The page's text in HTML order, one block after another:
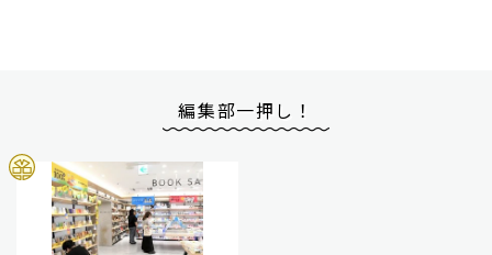
編集部一押し！